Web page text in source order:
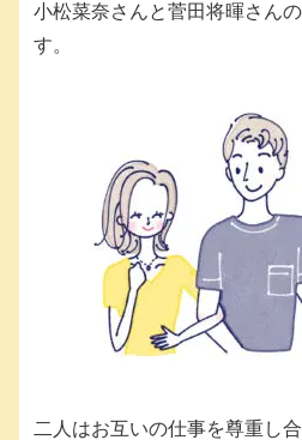
小松菜奈さんと菅田将暉さん
す。
二人はお互いの仕事を尊重し